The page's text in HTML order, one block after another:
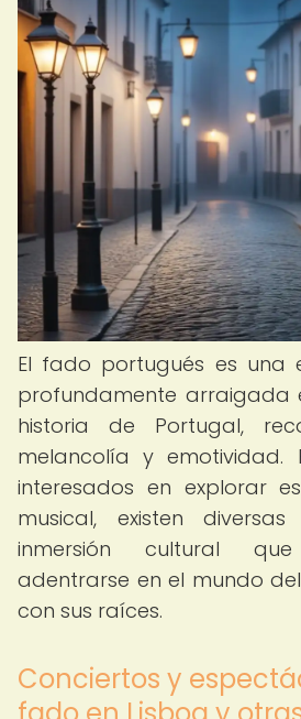
El fado portugués es una
profundamente arraigada
historia de Portugal,
melancolía y emotividad.
interesados en explorar
musical, existen
inmersión cultural
adentrarse en el mundo
con sus raíces.
Conciertos y